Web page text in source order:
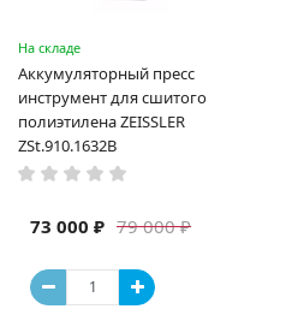
На складе
Аккумуляторный пресс
инструмент для сшитого
полиэтилена ZEISSLER
ZSt.910.1632B
79 000 ₽
73 000 ₽